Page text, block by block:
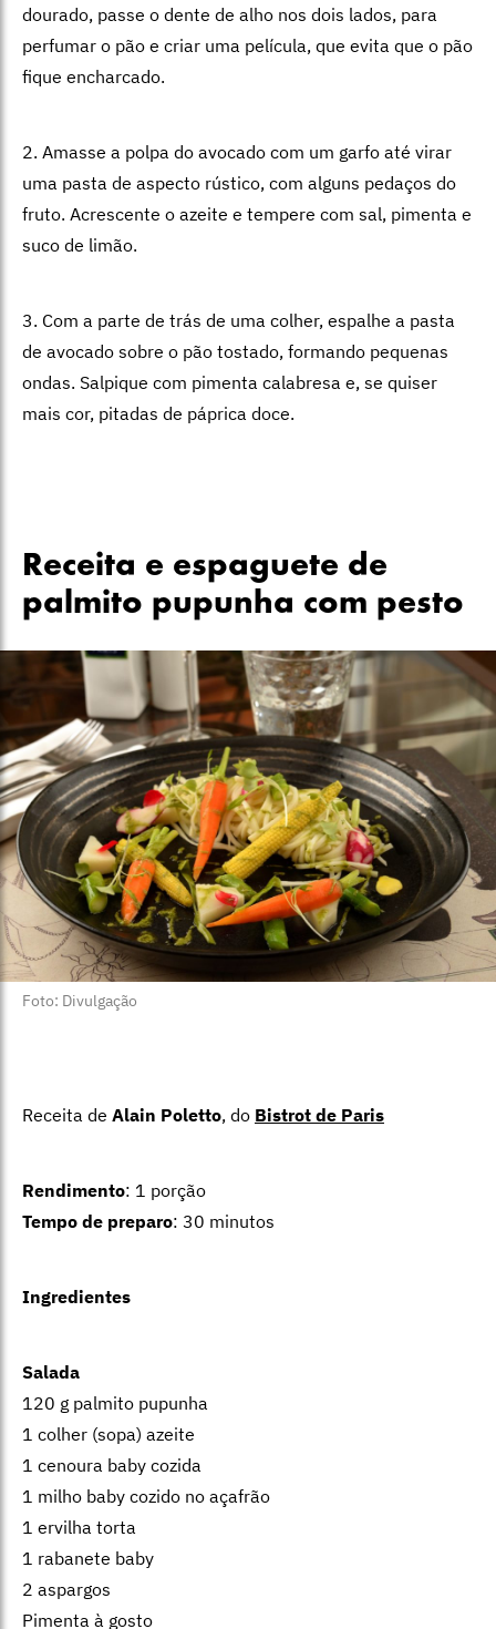
dourado, passe o dente de alho nos dois lados, para
perfumar o pão e criar uma película, que evita que o pão
fique encharcado.
2. Amasse a polpa do avocado com um garfo até virar
uma pasta de aspecto rústico, com alguns pedaços do
fruto. Acrescente o azeite e tempere com sal, pimenta e
suco de limão.
3. Com a parte de trás de uma colher, espalhe a pasta
de avocado sobre o pão tostado, formando pequenas
ondas. Salpique com pimenta calabresa e, se quiser
mais cor, pitadas de páprica doce.
Receita e espaguete de
palmito pupunha com pesto
Foto: Divulgação
Receita de Alain Poletto, do Bistrot de Paris
Rendimento: 1 porção
Tempo de preparo: 30 minutos
Ingredientes
Salada
120 g palmito pupunha
1 colher (sopa) azeite
1 cenoura baby cozida
1 milho baby cozido no açafrão
1 ervilha torta
1 rabanete baby
2 aspargos
Pimenta à gosto